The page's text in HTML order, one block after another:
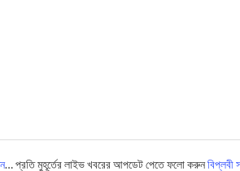
… প্রতি মুহূর্তের লাইভ খবরের আপডেট পেতে ফলো করুনবিপ্লবী